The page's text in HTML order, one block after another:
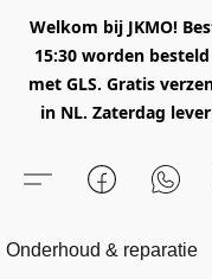
Welkom bij JKMO!
15:30 worden
met GLS. Gratis
in NL. Zaterdag
Onderhoud & reparatie